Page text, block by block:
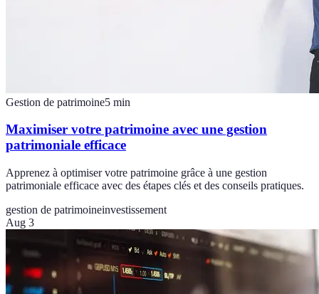
Gestion de patrimoine5 min
Maximiser votre patrimoine avec une gestion
patrimoniale efficace
Apprenez à optimiser votre patrimoine grâce à une gestion
patrimoniale efficace avec des étapes clés et des conseils pratiques.
gestion de patrimoineinvestissement
Aug 3